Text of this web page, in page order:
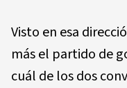
Visto en esa
más el partido de
cuál de los dos